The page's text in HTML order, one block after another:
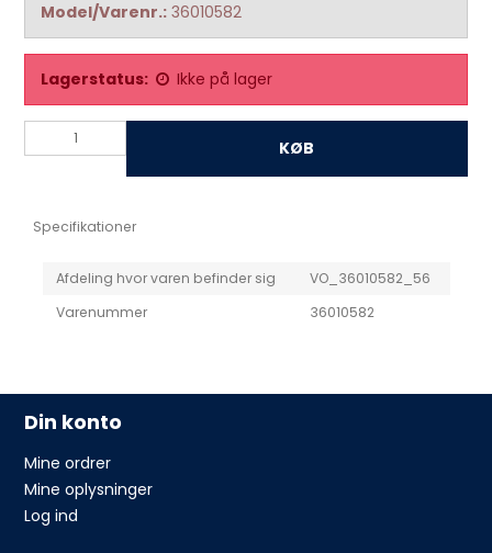
Model/Varenr.: 36010582
Lagerstatus: Ikke på lager
KØB
Specifikationer
Afdeling hvor varen befinder sig
VO_36010582_56
Varenummer
36010582
Din konto
Mine ordrer
Mine oplysninger
Log ind